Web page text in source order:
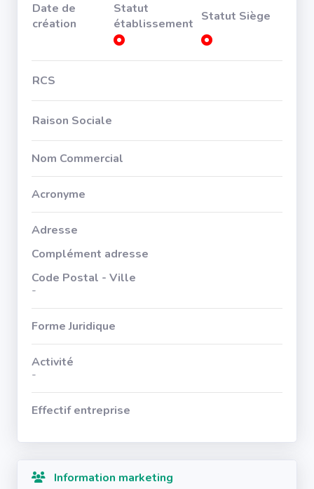
Date de
création
Statut
établissement Statut Siège
RCS
Raison Sociale
Nom Commercial
Acronyme
Adresse
Complément adresse
Code Postal - Ville
-
Forme Juridique
Activité
-
Effectif entreprise
Information marketing